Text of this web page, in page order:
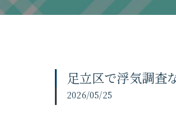
足立区で浮気調査
2026/05/25